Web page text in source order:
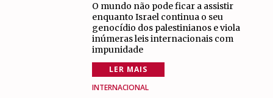
O mundo não pode ficar a assistir
enquanto Israel continua o seu
genocídio dos palestinianos e viola
inúmeras leis internacionais com
impunidade
LER MAIS
INTERNACIONAL